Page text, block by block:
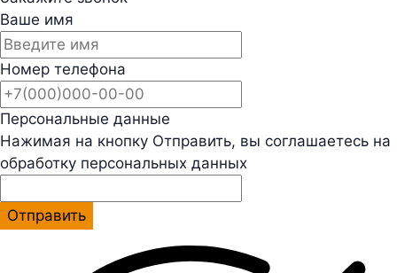
Ваше имя
Номер телефона
Персональные данные
Нажимая на кнопку Отправить, вы соглашаетесь на
обработку персональных данных
Отправить